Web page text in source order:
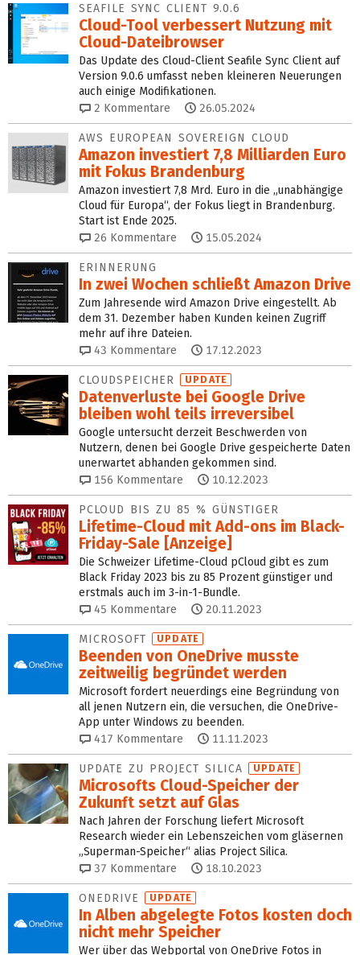
SEAFILE SYNC CLIENT 9.0.6
Cloud-Tool verbessert Nutzung mit
Cloud-Dateibrowser
Das Update des Cloud-Client Seafile Sync Client auf
Version 9.0.6 umfasst neben kleineren Neuerungen
auch einige Modifikationen.
2 Kommentare 26.05.2024
AWS EUROPEAN SOVEREIGN CLOUD
Amazon investiert 7,8 Milliarden Euro
mit Fokus Brandenburg
Amazon investiert 7,8 Mrd. Euro in die „unabhängige
Cloud für Europa“, der Fokus liegt in Brandenburg.
Start ist Ende 2025.
26 Kommentare 15.05.2024
ERINNERUNG
In zwei Wochen schließt Amazon Drive
Zum Jahresende wird Amazon Drive eingestellt. Ab
dem 31. Dezember haben Kunden keinen Zugriff
mehr auf ihre Dateien.
43 Kommentare 17.12.2023
CLOUDSPEICHER UPDATE
Datenverluste bei Google Drive
bleiben wohl teils irreversibel
Google untersucht derzeit Beschwerden von
Nutzern, denen bei Google Drive gespeicherte Daten
unerwartet abhanden gekommen sind.
156 Kommentare 10.12.2023
PCLOUD BIS ZU 85 % GÜNSTIGER
Lifetime-Cloud mit Add-ons im Black-
Friday-Sale [Anzeige]
Die Schweizer Lifetime-Cloud pCloud gibt es zum
Black Friday 2023 bis zu 85 Prozent günstiger und
erstmals auch im 3-in-1-Bundle.
45 Kommentare 20.11.2023
MICROSOFT UPDATE
Beenden von OneDrive musste
zeitweilig begründet werden
Microsoft fordert neuerdings eine Begründung von
all jenen Nutzern ein, die versuchen, die OneDrive-
App unter Windows zu beenden.
417 Kommentare 11.11.2023
UPDATE ZU PROJECT SILICA UPDATE
Microsofts Cloud-Speicher der
Zukunft setzt auf Glas
Nach Jahren der Forschung liefert Microsoft
Research wieder ein Lebenszeichen vom gläsernen
„Superman-Speicher“ alias Project Silica.
37 Kommentare 18.10.2023
ONEDRIVE UPDATE
In Alben abgelegte Fotos kosten doch
nicht mehr Speicher
Wer über das Webportal von OneDrive Fotos in